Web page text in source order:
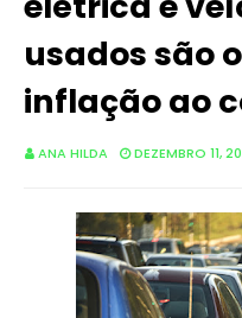
usados são
inflação ao
ANA HILDA DEZEMBRO 11,